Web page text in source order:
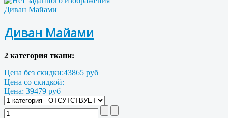
Диван Майами
Диван Майами
2 категория ткани:
Цена без скидки:43865 руб
Цена со скидкой:
Цена: 39479 руб